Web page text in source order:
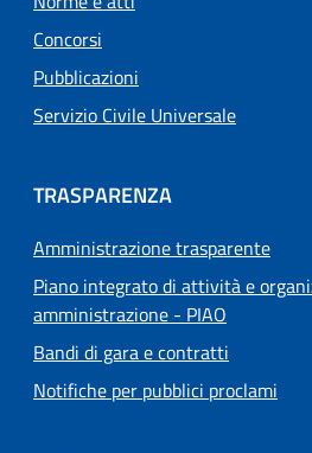
Concorsi
Pubblicazioni
Servizio Civile Universale
TRASPARENZA
Amministrazione trasparente
Piano integrato di attività e
amministrazione - PIAO
Bandi di gara e contratti
Notifiche per pubblici proclami